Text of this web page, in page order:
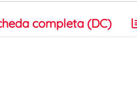
completa (DC)